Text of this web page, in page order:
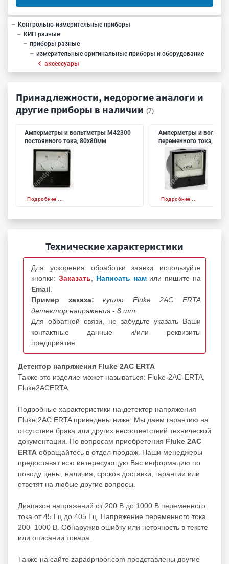
Контрольно-измерительные приборы
КИП разные
приборы разные
измерительные оригинальные приборы и оборудование
аксессуары
Принадлежности, недорогие аналоги и
другие приборы в наличии (7)
Амперметры и вольтметры М42300
постоянного тока, 80х80мм
Подробнее ...
Амперметры и
переменного тока,
Подробнее ...
Технические характеристики
Для ускорения обработки заявки используйте
кнопки: Заказать Написать нам или пишите на
Email
Пример заказа:
куплю Fluke 2AC ERTA
детектор напряжения - 8 шт.
Для обратной связи, не забудьте указать Ваши
контактные данные и/или реквизиты
предприятия.
Детектор напряжения Fluke 2AC ERTA
Также это изделие может называться: Fluke-2AC-ERTA,
Fluke2ACERTA.
Подробные характеристики на детектор напряжения
Fluke 2AC ERTA приведены ниже. Мы даем гарантию на
отсутствие брака или других несоответствий технической
документации. По вопросам приобретения Fluke 2AC
ERTA обращайтесь в отдел продаж. Наши менеджеры
предоставят всю интересующую Вас информацию по
поводу цены, наличия, сроков доставки, гарантии или
ответят на любые другие вопросы.
Диапазон напряжений от 200 В до 1000 В переменного
тока от 45 Гц до 405 Гц. Напряжение переменного тока
200–1000 В. Обнаружив ошибку или неточность в тексте
или описании товара.
Также на сайте zapadpribor.com представлены другие